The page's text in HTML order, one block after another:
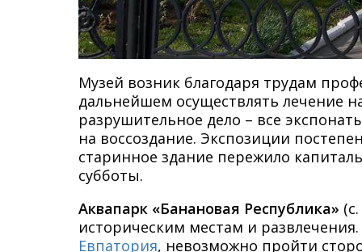
Музей возник благодаря трудам
дальнейшем осуществлять лечение
разрушительное дело – все
на воссоздание. Экспозиции
старинное здание пережило
субботы.
Аквапарк «Банановая Республика»
историческим местам и
Евпатория, невозможно пройти